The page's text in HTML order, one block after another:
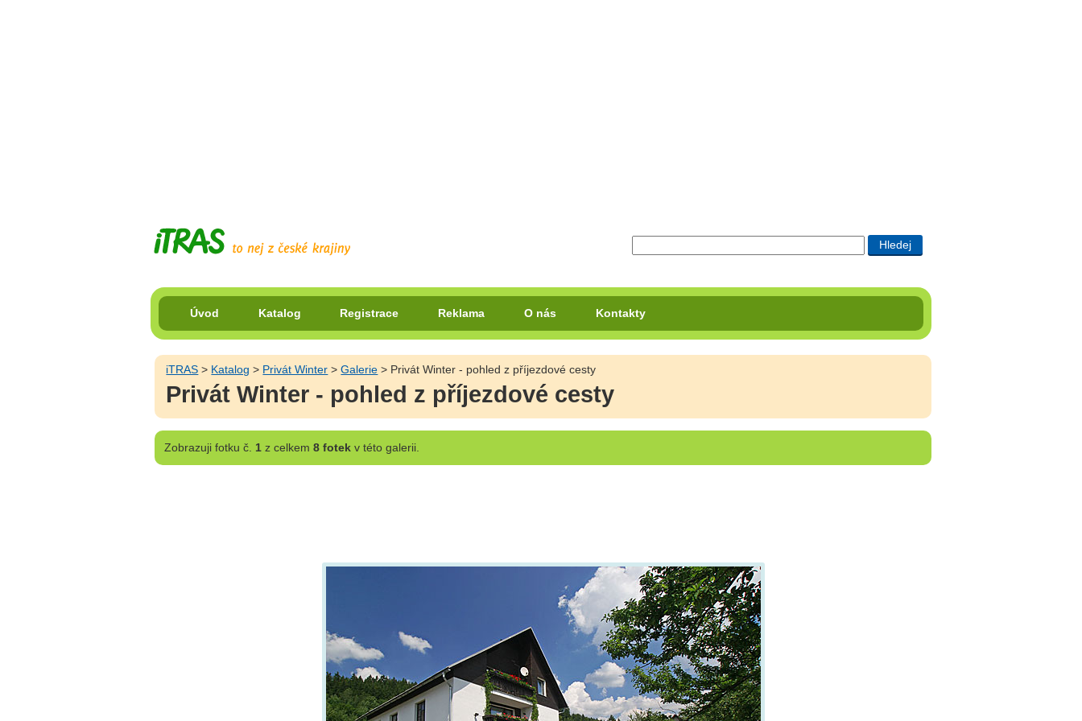
Úvod Katalog Registrace Reklama O nás Kontakty
iTRAS > Katalog > Privát Winter >Galerie > Privát Winter - pohled z příjezdové cesty
Privát Winter - pohled z příjezdové cesty
Zobrazujifotku č. 1z celkem 8 fotekv této galerii.